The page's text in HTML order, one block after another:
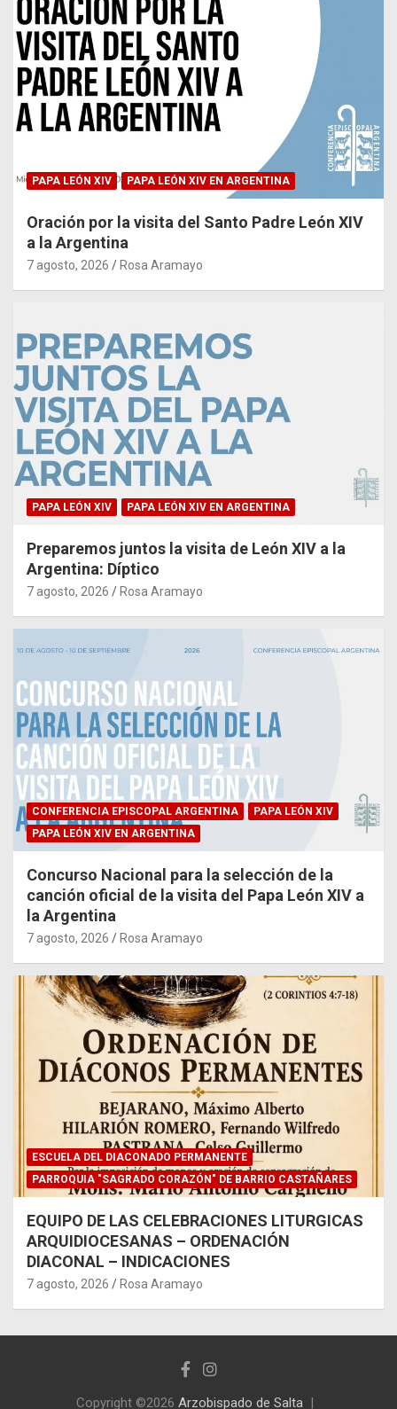
PAPA LEÓN XIV PAPA LEÓN XIV EN ARGENTINA
Oración por la visita del Santo Padre León XIV
a la Argentina
7 agosto, 2026 Rosa Aramayo
PAPA LEÓN XIV PAPA LEÓN XIV EN ARGENTINA
Preparemos juntos la visita de León XIV a la
Argentina: Díptico
7 agosto, 2026 Rosa Aramayo
CONFERENCIA EPISCOPAL ARGENTINA
PAPA LEÓN XIV
PAPA LEÓN XIV EN ARGENTINA
Concurso Nacional para la selección de la
canción oficial de la visita del Papa León XIV a
la Argentina
7 agosto, 2026 Rosa Aramayo
ESCUELA DEL DIACONADO PERMANENTE
PARROQUIA "SAGRADO CORAZÓN" DE BARRIO CASTAÑARES
EQUIPO DE LAS CELEBRACIONES LITURGICAS
ARQUIDIOCESANAS – ORDENACIÓN
DIACONAL – INDICACIONES
7 agosto, 2026 Rosa Aramayo
Copyright ©2026 Arzobispado de Salta